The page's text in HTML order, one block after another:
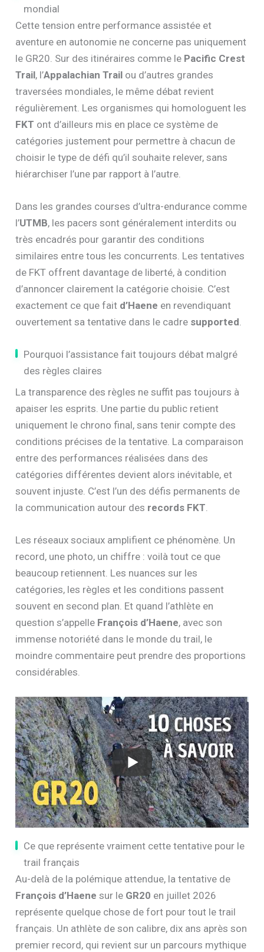
mondial
Cette tension entre performance assistée et
aventure en autonomie ne concerne pas uniquement
le GR20. Sur des itinéraires comme le Pacific Crest
Trail, l’Appalachian Trail ou d’autres grandes
traversées mondiales, le même débat revient
régulièrement. Les organismes qui homologuent les
FKT ont d’ailleurs mis en place ce système de
catégories justement pour permettre à chacun de
choisir le type de défi qu’il souhaite relever, sans
hiérarchiser l’une par rapport à l’autre.
Dans les grandes courses d’ultra-endurance comme
l’UTMB, les pacers sont généralement interdits ou
très encadrés pour garantir des conditions
similaires entre tous les concurrents. Les tentatives
de FKT offrent davantage de liberté, à condition
d’annoncer clairement la catégorie choisie. C’est
exactement ce que fait d’Haene en revendiquant
ouvertement sa tentative dans le cadre supported.
Pourquoi l’assistance fait toujours débat malgré
des règles claires
La transparence des règles ne suffit pas toujours à
apaiser les esprits. Une partie du public retient
uniquement le chrono final, sans tenir compte des
conditions précises de la tentative. La comparaison
entre des performances réalisées dans des
catégories différentes devient alors inévitable, et
souvent injuste. C’est l’un des défis permanents de
la communication autour des records FKT.
Les réseaux sociaux amplifient ce phénomène. Un
record, une photo, un chiffre : voilà tout ce que
beaucoup retiennent. Les nuances sur les
catégories, les règles et les conditions passent
souvent en second plan. Et quand l’athlète en
question s’appelle François d’Haene, avec son
immense notoriété dans le monde du trail, le
moindre commentaire peut prendre des proportions
considérables.
Ce que représente vraiment cette tentative pour le
trail français
Au-delà de la polémique attendue, la tentative de
François d’Haene sur le GR20 en juillet 2026
représente quelque chose de fort pour tout le trail
français. Un athlète de son calibre, dix ans après son
premier record, qui revient sur un parcours mythique